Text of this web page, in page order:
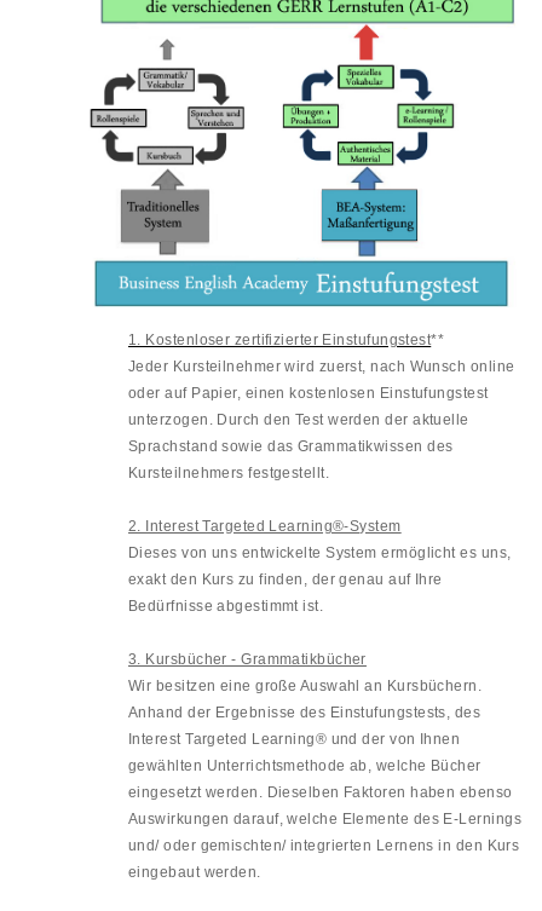
1. Kostenloser zertifizierter Einstufungstest**
Jeder Kursteilnehmer wird zuerst, nach Wunsch online
oder auf Papier, einen kostenlosen Einstufungstest
unterzogen. Durch den Test werden der aktuelle
Sprachstand sowie das Grammatikwissen des
Kursteilnehmers festgestellt.
2. Interest Targeted Learning®-System
Dieses von uns entwickelte System ermöglicht es uns,
exakt den Kurs zu finden, der genau auf Ihre
Bedürfnisse abgestimmt ist.
3. Kursbücher - Grammatikbücher
Wir besitzen eine große Auswahl an Kursbüchern.
Anhand der Ergebnisse des Einstufungstests, des
Interest Targeted Learning® und der von Ihnen
gewählten Unterrichtsmethode ab, welche Bücher
eingesetzt werden. Dieselben Faktoren haben ebenso
Auswirkungen darauf, welche Elemente des E-Lernings
und/ oder gemischten/ integrierten Lernens in den Kurs
eingebaut werden.